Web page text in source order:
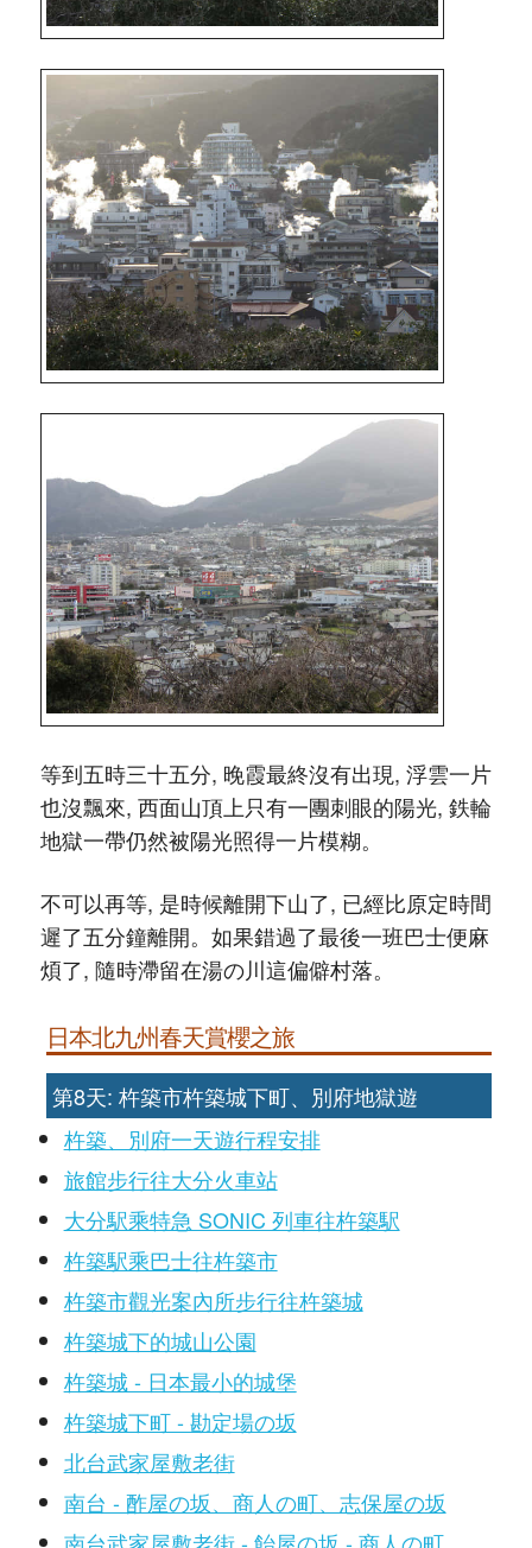
等到五時三十五分, 晚霞最終沒有出現, 浮雲一片
也沒飄來, 西面山頂上只有一團刺眼的陽光, 鉄輪
地獄一帶仍然被陽光照得一片模糊。
不可以再等, 是時候離開下山了, 已經比原定時間
遲了五分鐘離開。如果錯過了最後一班巴士便麻
煩了, 隨時滯留在湯の川這偏僻村落。
日本北九州春天賞櫻之旅
第8天: 杵築市杵築城下町、別府地獄遊
杵築、別府一天遊行程安排
旅館步行往大分火車站
大分駅乘特急 SONIC 列車往杵築駅
杵築駅乘巴士往杵築市
杵築市觀光案內所步行往杵築城
杵築城下的城山公園
杵築城 - 日本最小的城堡
杵築城下町 - 勘定場の坂
北台武家屋敷老街
南台 - 酢屋の坂、商人の町、志保屋の坂
南台武家屋敷老街 - 飴屋の坂 - 商人の町